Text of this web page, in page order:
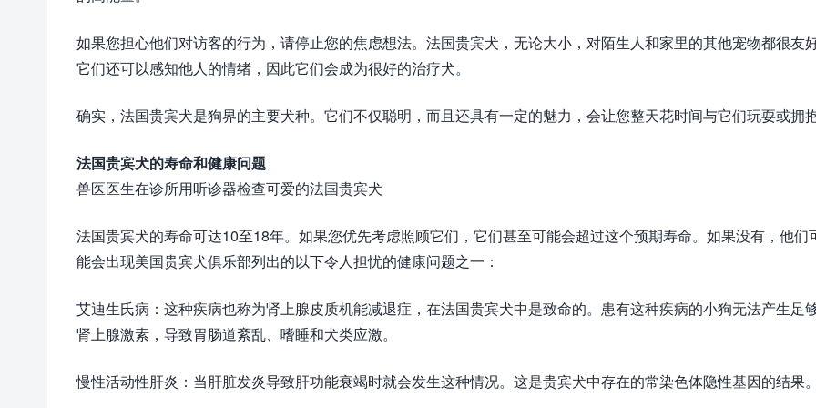
如果您担心他们对访客的行为，请停止您的焦虑想法。法国贵宾犬，无论大小，对陌生人和家里的其他宠物都很友好
它们还可以感知他人的情绪，因此它们会成为很好的治疗犬。
确实，法国贵宾犬是狗界的主要犬种。它们不仅聪明，而且还具有一定的魅力，会让您整天花时间与它们玩耍或拥抱
法国贵宾犬的寿命和健康问题
兽医医生在诊所用听诊器检查可爱的法国贵宾犬
法国贵宾犬的寿命可达10至18年。如果您优先考虑照顾它们，它们甚至可能会超过这个预期寿命。如果没有，他们
能会出现美国贵宾犬俱乐部列出的以下令人担忧的健康问题之一：
艾迪生氏病：这种疾病也称为肾上腺皮质机能减退症，在法国贵宾犬中是致命的。患有这种疾病的小狗无法产生足
肾上腺激素，导致胃肠道紊乱、嗜睡和犬类应激。
慢性活动性肝炎：当肝脏发炎导致肝功能衰竭时就会发生这种情况。这是贵宾犬中存在的常染色体隐性基因的结果。